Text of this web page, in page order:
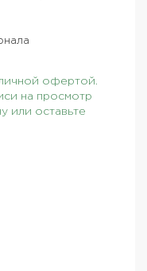
офертой.
на просмотр
или оставьте